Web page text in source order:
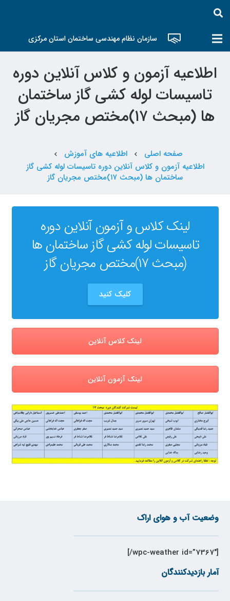
سازمان نظام مهندسی ساختمان استان مرکزی
اطلاعیه آزمون و کلاس آنلاین دوره
تاسیسات لوله کشی گاز ساختمان
ها (مبحث ۱۷)مختص مجریان گاز
صفحه اصلی chevron_left اطلاعیه های آموزش chevron_left
اطلاعیه آزمون و کلاس آنلاین دوره تاسیسات لوله کشی گاز
ساختمان ها (مبحث ۱۷)مختص مجریان گاز
لینک کلاس و آزمون آنلاین دوره
تاسیسات لوله کشی گاز ساختمان ها
(مبحث ۱۷)مختص مجریان گاز
کلیک کنید
لینک کلاس آنلاین
لینک آزمون آنلاین
وضعیت آب و هوای اراک
[wpc-weather id=”7367″/]
آمار بازدیدکنندگان